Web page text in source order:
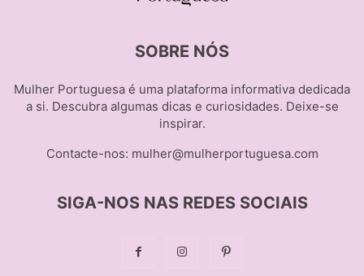
SOBRE NÓS
Mulher Portuguesa é uma plataforma informativa dedicada
a si. Descubra algumas dicas e curiosidades. Deixe-se
inspirar.
Contacte-nos: mulher@mulherportuguesa.com
SIGA-NOS NAS REDES SOCIAIS